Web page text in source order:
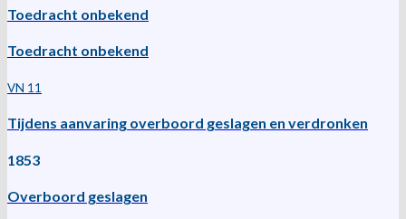
Toedracht onbekend
Toedracht onbekend
VN 11
Tijdens aanvaring overboord geslagen en verdronken
1853
Overboord geslagen